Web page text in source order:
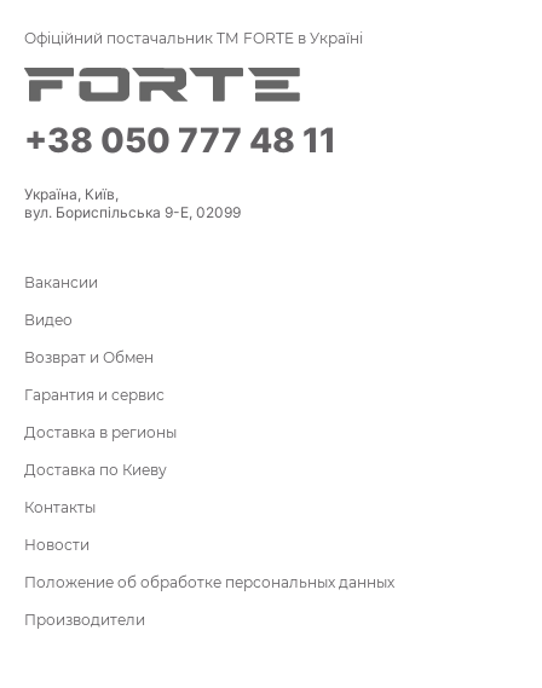
Офіційний постачальник ТМ FORTE в Україні
+38 050 777 48 11
Україна, Київ,
вул. Бориспільська 9-Е, 02099
Вакансии
Видео
Возврат и Обмен
Гарантия и сервис
Доставка в регионы
Доставка по Киеву
Контакты
Новости
Положение об обработке персональных данных
Производители